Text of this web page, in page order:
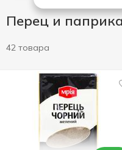
Перец и
42 товара